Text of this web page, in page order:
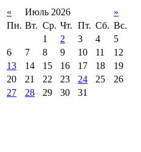
« Июль 2026
»
Пн. Вт. Ср. Чт. Пт. Сб. Вс.
1
2 3 4
5
6
7 8 9 10 11
12
13
14 15 16 17 18
19
20
21 22 23 24 25
26
27
28 29 30 31